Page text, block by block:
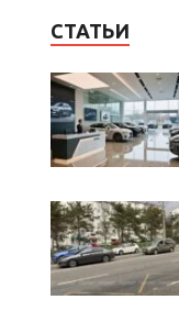
СТАТЬИ